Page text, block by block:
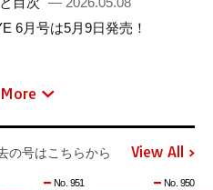
6月号は5月9日発売！
の号はこちらから View All
No. 951 No. 950